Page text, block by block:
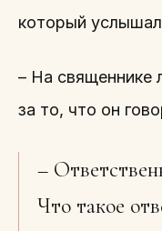
который
– На священнике
за то, что он
–
Что такое